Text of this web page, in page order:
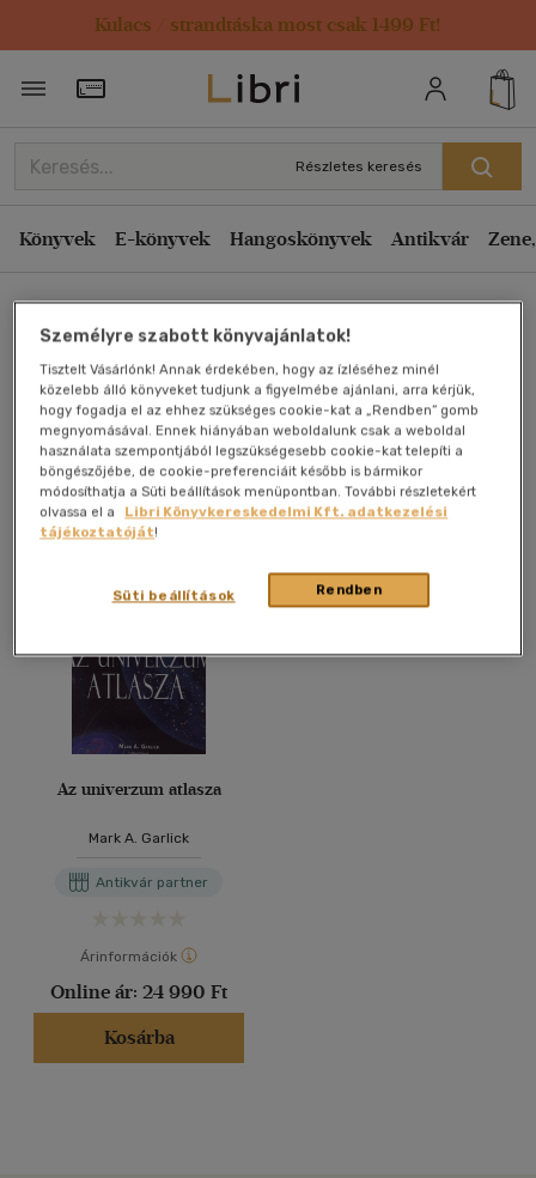
Kulacs / strandtáska most csak 1499 Ft!
Törzsvásárlói Kártya adatai
Részletes keresés
Könyvek E-könyvek Hangoskönyvek Antikvár
Az univerzum atlasza
Mark A. Garlick
Antikvár könyv (1db)
Az univerzum atlasza
Mark A. Garlick
Antikvár partner
Árinformációk
Online ár: 24 990 Ft
Kosárba
Személyre szabott könyvajánlatok!
Tisztelt Vásárlónk! Annak érdekében, hogy az ízléséhez minél
közelebb álló könyveket tudjunk a figyelmébe ajánlani, arra kérjük,
hogy fogadja el az ehhez szükséges cookie-kat a „Rendben” gomb
megnyomásával. Ennek hiányában weboldalunk csak a weboldal
használata szempontjából legszükségesebb cookie-kat telepíti a
böngészőjébe, de cookie-preferenciáit később is bármikor
módosíthatja a Süti beállítások menüpontban. További részletekért
olvassa el a
Libri Könyvkereskedelmi Kft. adatkezelési
tájékoztatóját!
Rendben
Süti beállítások